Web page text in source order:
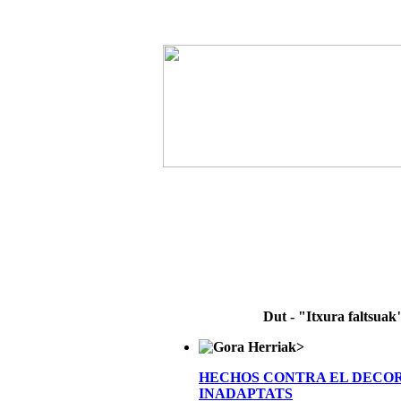
Dut - "Itxura
>
HECHOS CONTRA EL
INADAPTATS